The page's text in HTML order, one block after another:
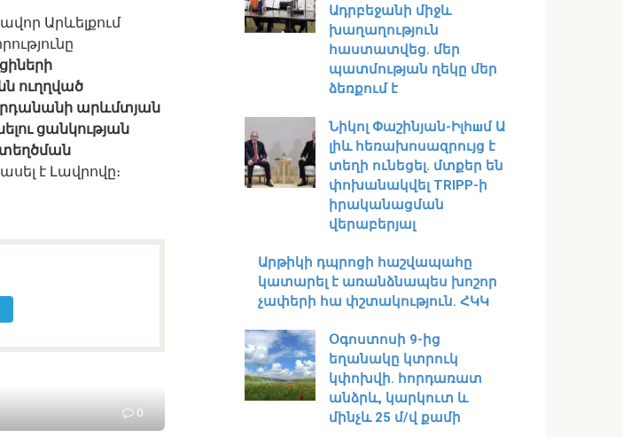
Արևելքում
ուղղված
արևմտյան
ցանկության
է Լավրովը։
0
Ադրբեջանի միջև
խաղաղություն
հաստատվեց․ մեր
պատմության ղեկը մեր
ձեռքում է
Նիկոլ Փաշինյան-Իլհшմ Ա
լիև հեռախոսազրույց է
տեղի ունեցել․ մտքեր են
փոխանակվել TRIPP-ի
իրականացման
վերաբերյալ
Արթիկի դպրոցի հաշվապահը
կատարել է առանձնապես խոշոր
չափերի հա փշտակություն. ՀԿԿ
Օգոստոսի 9-ից
եղանակը կտրուկ
կփոխվի․ հորդառատ
անձրև, կարկուտ և
մինչև 25 մ/վ քամի